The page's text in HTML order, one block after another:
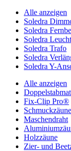
Alle anzeigen
Soledra
Soledra
Soledra
Soledra Trafo
Soledra
Soledra Y-
Alle anzeigen
Fix-Clip Pro®
Schmuckzäune
Maschendraht
Holzzäune
Zier- und